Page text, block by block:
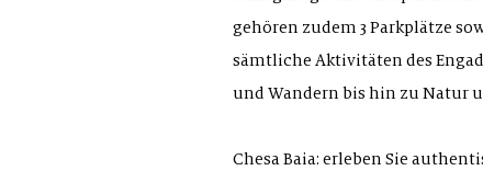
gehören zudem 3 Parkplätze
sämtliche Aktivitäten des
und Wandern bis hin zu Natur
Chesa Baia: erleben Sie